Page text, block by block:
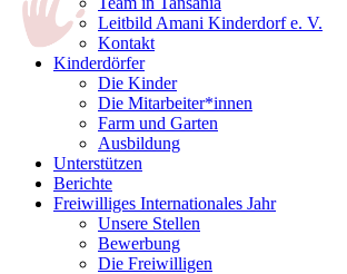
Leitbild Amani Kinderdorf e. V.
Kontakt
Kinderdörfer
Die Kinder
Die Mitarbeiter*innen
Farm und Garten
Ausbildung
Unterstützen
Berichte
Freiwilliges Internationales Jahr
Unsere Stellen
Bewerbung
Die Freiwilligen